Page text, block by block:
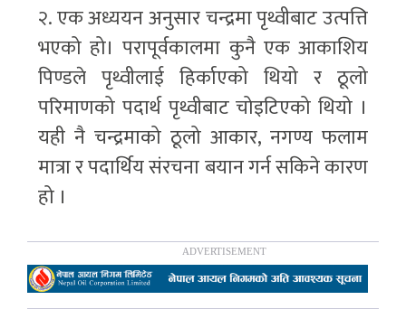
२. एक अध्ययन अनुसार चन्द्रमा पृथ्वीबाट उत्पत्ति
भएको हो। परापूर्वकालमा कुनै एक आकाशिय
पिण्डले पृथ्वीलाई हिर्काएको थियो र ठूलो
परिमाणको पदार्थ पृथ्वीबाट चोइटिएको थियो ।
यही नै चन्द्रमाको ठूलो आकार, नगण्य फलाम
मात्रा र पदार्थिय संरचना बयान गर्न सकिने कारण
हो ।